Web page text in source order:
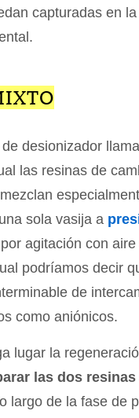
capturadas en
desionizador
las resinas de
sola vasija a
agitación con
podríamos decir
de
como aniónicos.
lugar la
las dos
largo de la fase de